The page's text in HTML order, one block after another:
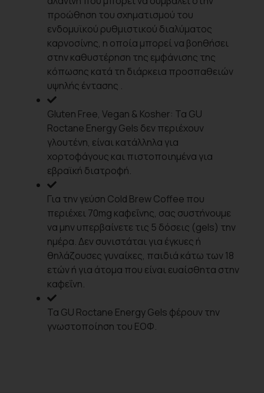
προώθηση του σχηματισμού του
ενδομυϊκού ρυθμιστικού διαλύματος
καρνοσίνης, η οποία μπορεί να βοηθήσει
στην καθυστέρηση της εμφάνισης της
κόπωσης κατά τη διάρκεια προσπαθειών
υψηλής έντασης .
Gluten Free, Vegan & Kosher: Τα GU
Roctane Energy Gels δεν περιέχουν
γλουτένη, είναι κατάλληλα για
χορτοφάγους και πιστοποιημένα για
εβραϊκή διατροφή.
Για την γεύση Cold Brew Coffee που
περιέχει 70mg καφεΐνης, σας συστήνουμε
να μην υπερβαίνετε τις 5 δόσεις (gels) την
ημέρα. Δεν συνιστάται για έγκυες ή
θηλάζουσες γυναίκες, παιδιά κάτω των 18
ετών ή για άτομα που είναι ευαίσθητα στην
καφεΐνη.
Τα GU Roctane Energy Gels φέρουν την
γνωστοποίηση του ΕΟΦ.